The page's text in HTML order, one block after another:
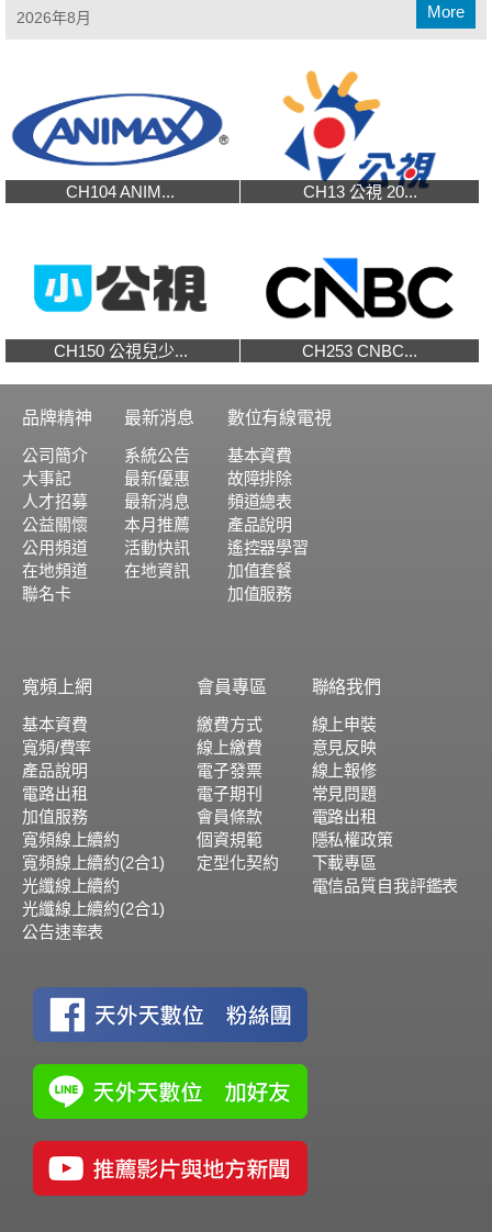
2026年8月 More
CH104 ANIM... CH13 公視 20...
CH150 公視兒少... CH253 CNBC...
品牌精神
公司簡介
大事記
人才招募
公益關懷
公用頻道
在地頻道
聯名卡
最新消息
系統公告
最新優惠
最新消息
本月推薦
活動快訊
在地資訊
數位有線電視
基本資費
故障排除
頻道總表
產品說明
遙控器學習
加值套餐
加值服務
寬頻上網
基本資費
寬頻/費率
產品說明
電路出租
加值服務
寬頻線上續約
寬頻線上續約(2合1)
光纖線上續約
光纖線上續約(2合1)
公告速率表
會員專區
繳費方式
線上繳費
電子發票
電子期刊
會員條款
個資規範
定型化契約
聯絡我們
線上申裝
意見反映
線上報修
常見問題
電路出租
隱私權政策
下載專區
電信品質自我評鑑表